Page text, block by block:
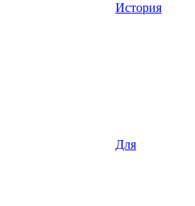
История
Для